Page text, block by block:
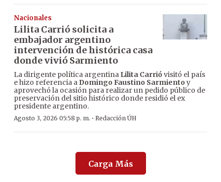
Nacionales
Lilita Carrió solicita a
embajador argentino
intervención de histórica casa
donde vivió Sarmiento
La dirigente política argentina Lilita Carrió visitó el país
e hizo referencia a Domingo Faustino Sarmiento y
aprovechó la ocasión para realizar un pedido público de
preservación del sitio histórico donde residió el ex
presidente argentino.
Agosto 3, 2026 05:58 p. m. · Redacción ÚH
Carga Más